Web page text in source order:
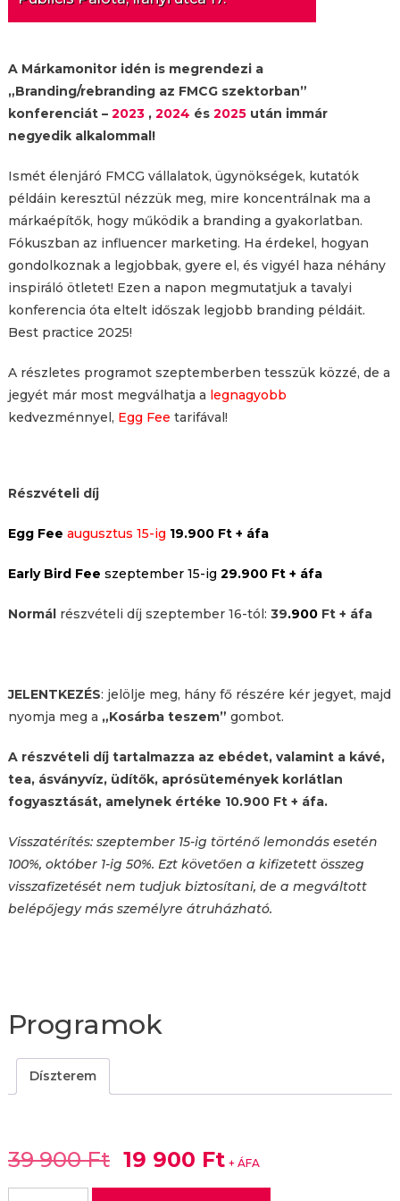
A Márkamonitor idén is megrendezi a
„Branding/rebranding az FMCG szektorban”
konferenciát – 2023, 2024 és 2025után immár
negyedik alkalommal!
Ismét élenjáró FMCG vállalatok, ügynökségek, kutatók
példáin keresztül nézzük meg, mire koncentrálnak ma a
márkaépítők, hogy működik a branding a gyakorlatban.
Fókuszban az influencer marketing. Ha érdekel, hogyan
gondolkoznak a legjobbak, gyere el, és vigyél haza néhány
inspiráló ötletet! Ezen a napon megmutatjuk a tavalyi
konferencia óta eltelt időszak legjobb branding példáit.
Best practice 2025!
A részletes programot szeptemberben tesszük közzé, de a
jegyét már most megválhatja a legnagyobb
kedvezménnyel, Egg Fee tarifával!
Részvételi díj
Egg Fee augusztus 15-ig 19.900 Ft + áfa
Early Bird Fee szeptember 15-ig 29.900 Ft + áfa
Normál részvételi díj szeptember 16-tól: 39.900Ft + áfa
JELENTKEZÉS: jelölje meg, hány fő részére kér jegyet, majd
nyomja meg a „Kosárba teszem” gombot.
A részvételi díj tartalmazza az ebédet, valamint a kávé,
tea, ásványvíz, üdítők, aprósütemények korlátlan
fogyasztását, amelynek értéke 10.900 Ft + áfa.
Visszatérítés: szeptember 15-ig történő lemondás esetén
100%, október 1-ig 50%. Ezt követően a kifizetett összeg
visszafizetését nem tudjuk biztosítani, de a megváltott
belépőjegy más személyre átruházható.
Programok
Díszterem
39 900Ft
Original
19 900 FtCurrent
+ ÁFA